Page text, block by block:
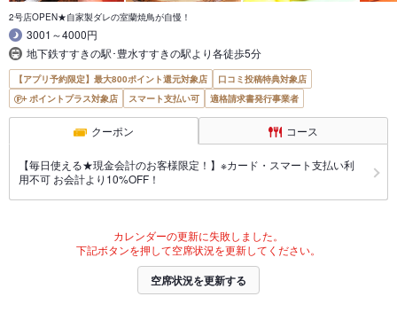
2号店OPEN★自家製ダレの室蘭焼鳥が自慢！
3001～4000円
地下鉄すすきの駅･豊水すすきの駅より各徒歩5分
【アプリ予約限定】最大800ポイント還元対象店
口コミ投稿特典対象店
ポイントプラス対象店
スマート支払い可 適格請求書発行事業者
クーポン コース
【毎日使える★現金会計のお客様限定！】※カード・スマート支払い利
用不可 お会計より10%OFF！
カレンダーの更新に失敗しました。
下記ボタンを押して空席状況を更新してください。
空席状況を更新する